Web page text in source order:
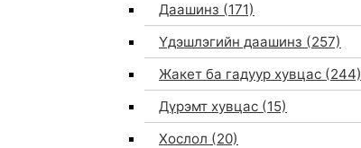
Даашинз (171)
Үдэшлэгийн даашинз (257)
Жакет ба гадуур хувцас (244)
Дүрэмт хувцас (15)
Хослол (20)